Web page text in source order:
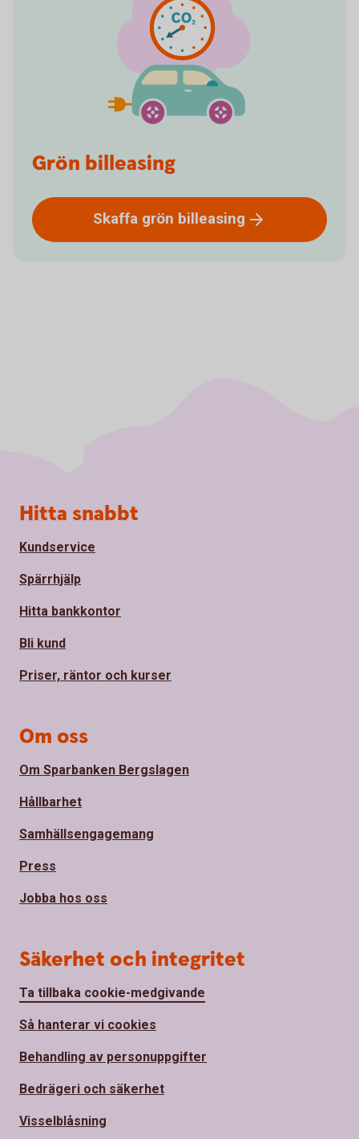
Grön billeasing
Skaffa grön billeasing
Sidfot
Hitta snabbt
Kundservice
Spärrhjälp
Hitta bankkontor
Bli kund
Priser, räntor och kurser
Om oss
Om Sparbanken Bergslagen
Hållbarhet
Samhällsengagemang
Press
Jobba hos oss
Säkerhet och integritet
Ta tillbaka cookie-medgivande
Så hanterar vi cookies
Behandling av personuppgifter
Bedrägeri och säkerhet
Visselblåsning